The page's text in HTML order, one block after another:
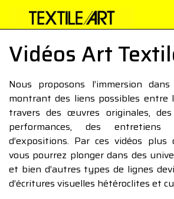
Vidéos Art
Nous proposons l’immersion
montrant des liens possibles entre
travers des œuvres originales,
performances, des
d’expositions. Par ces vidéos
vous pourrez plonger dans des
et bien d’autres types de lignes
d’écritures visuelles hétéroclites et